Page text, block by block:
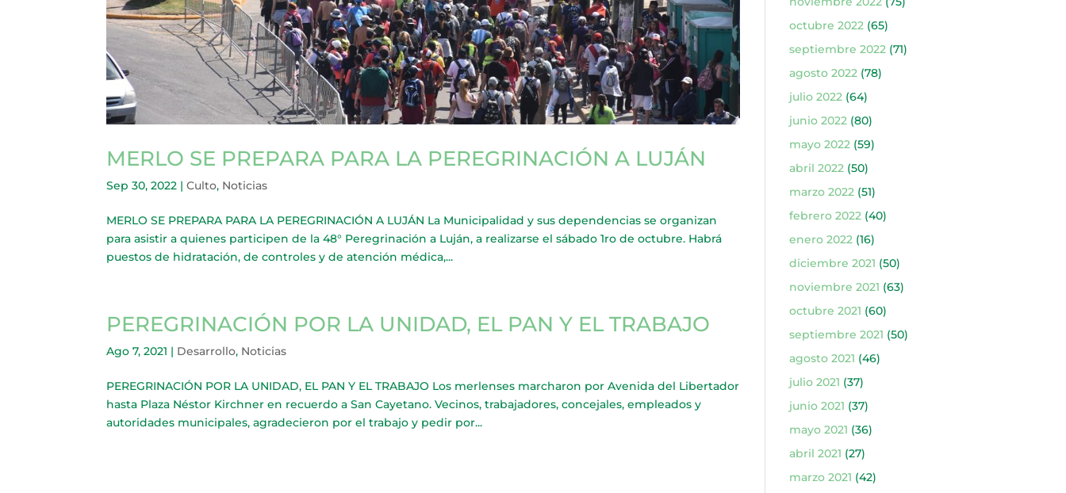
MERLO SE PREPARA PARA LA PEREGRINACIÓN A LUJÁN
Sep 30, 2022 |Culto, Noticias
MERLO SE PREPARA PARA LA PEREGRINACIÓN A LUJÁN La Municipalidad y sus dependencias se organizan
para asistir a quienes participen de la 48° Peregrinación a Luján, a realizarse el sábado 1ro de octubre. Habrá
puestos de hidratación, de controles y de atención médica,...
PEREGRINACIÓN POR LA UNIDAD, EL PAN Y EL TRABAJO
Ago 7, 2021 | Desarrollo, Noticias
PEREGRINACIÓN POR LA UNIDAD, EL PAN Y EL TRABAJO Los merlenses marcharon por Avenida del Libertador
hasta Plaza Néstor Kirchner en recuerdo a San Cayetano. Vecinos, trabajadores, concejales, empleados y
autoridades municipales, agradecieron por el trabajo y pedir por...
octubre 2022(65)
septiembre 2022(71)
agosto 2022(78)
julio 2022(64)
junio 2022(80)
mayo 2022(59)
abril 2022(50)
marzo 2022(51)
febrero 2022(40)
enero 2022(16)
diciembre 2021 (50)
noviembre 2021 (63)
octubre 2021 (60)
septiembre 2021 (50)
agosto 2021 (46)
julio 2021 (37)
junio 2021 (37)
mayo 2021 (36)
abril 2021 (27)
marzo 2021 (42)